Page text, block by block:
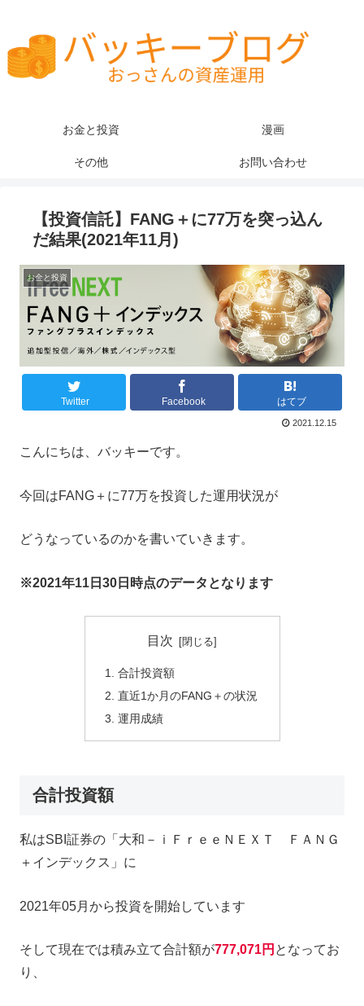
お金と投資 漫画
その他 お問い合わせ
【投資信託】FANG＋に77万を突っ込ん
だ結果(2021年11月)
お金と投資
Twitter Facebook はてブ
2021.12.15
こんにちは、バッキーです。
今回はFANG＋に77万を投資した運用状況が
どうなっているのかを書いていきます。
※2021年11日30日時点のデータとなります
目次
合計投資額
直近1か月のFANG＋の状況
運用成績
合計投資額
私はSBI証券の「大和－ｉＦｒｅｅＮＥＸＴ ＦＡＮＧ
＋インデックス」に
2021年05月から投資を開始しています
そして現在では積み立て合計額が777,071円 となってお
り、